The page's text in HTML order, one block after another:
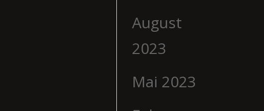
August
2023
Mai 2023